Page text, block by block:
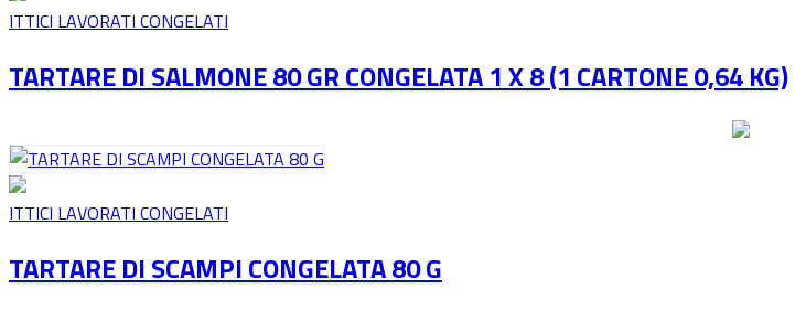
ITTICI LAVORATI CONGELATI
TARTARE DI SALMONE 80 GR CONGELATA 1 X 8 (1 CARTONE 0,64 KG)
ITTICI LAVORATI CONGELATI
TARTARE DI SCAMPI CONGELATA 80 G